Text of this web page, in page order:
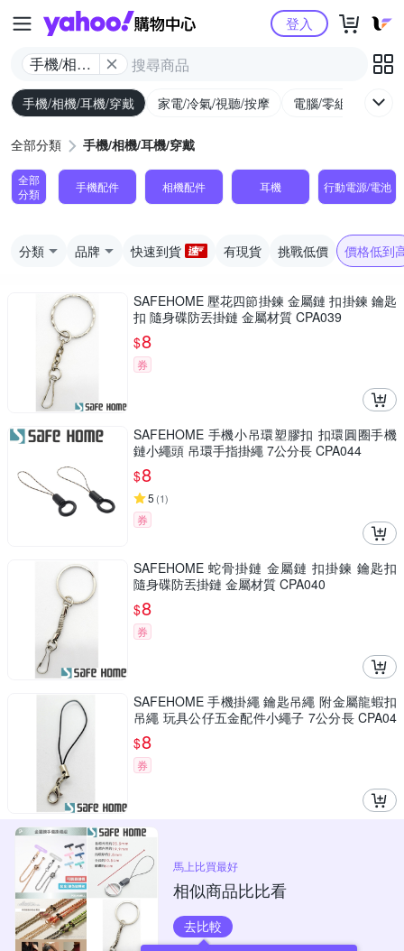
Yahoo購物中心
手機/相機/
耳機/穿戴
登入
手機/相機/耳機/穿戴 家電/冷氣/視聽/按摩 電腦/零組件/週邊/
全部分類 手機/相機/耳機/穿戴
全部
分類
手機配件 相機配件 耳機 行動電源/電池
分類 品牌 快速到貨 有現貨 挑戰低價 價格低到
SAFEHOME 壓花四節掛鍊 金屬鏈 扣掛鍊 鑰匙
扣 隨身碟防丟掛鏈 金屬材質 CPA039
$8
券
SAFEHOME 手機小吊環塑膠扣 扣環圓圈手機
鏈小繩頭 吊環手指掛繩 7公分長 CPA044
$8
5 (1)
券
SAFEHOME 蛇骨掛鏈 金屬鏈 扣掛鍊 鑰匙扣
隨身碟防丟掛鏈 金屬材質 CPA040
$8
券
SAFEHOME 手機掛繩 鑰匙吊繩 附金屬龍蝦扣
吊繩 玩具公仔五金配件小繩子 7公分長 CPA04
1
$8
券
馬上比買最好
相似商品比比看
去比較